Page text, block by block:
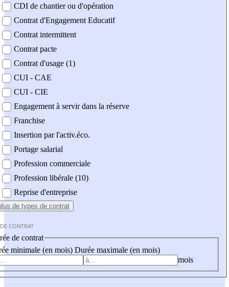
CDI de chantier ou d'opération
Contrat d'Engagement Educatif
Contrat intermittent
Contrat pacte
Contrat d'usage (1)
CUI - CAE
CUI - CIE
Engagement à servir dans la réserve
Franchise
Insertion par l'activ.éco.
Portage salarial
Profession commerciale
Profession libérale (10)
Reprise d'entreprise
de types de contrat
CONTRAT
de contrat
minimale (en mois) Durée maximale (en mois)
mois